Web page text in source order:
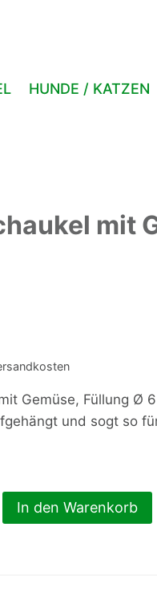
HUNDE / KATZEN
mit
Gemüse, Füllung Ø
und sogt so
In den Warenkorb